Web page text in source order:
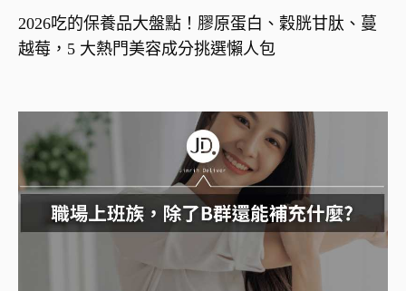
2026吃的保養品大盤點！膠原蛋白、穀胱甘肽、蔓
越莓，5 大熱門美容成分挑選懶人包